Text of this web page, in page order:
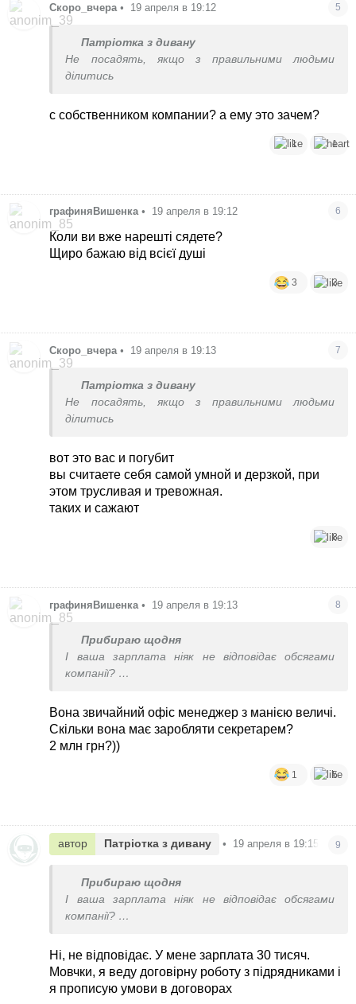
Скоро_вчера • 19 апреля в 19:12 5
Патріотка з дивану
Не посадять, якщо з правильними людьми
ділитись
с собственником компании? а ему это зачем?
1 1
графиняВишенка • 19 апреля в 19:12 6
Коли ви вже нарешті сядете?
Щиро бажаю від всієї душі
3 3
Скоро_вчера • 19 апреля в 19:13 7
Патріотка з дивану
Не посадять, якщо з правильними людьми
ділитись
вот это вас и погубит
вы считаете себя самой умной и дерзкой, при
этом трусливая и тревожная.
таких и сажают
8
графиняВишенка • 19 апреля в 19:13 8
Прибираю щодня
І ваша зарплата ніяк не відповідає обсягами
компанії?
підписання, якщо ваша справа - роздрукувати і
дати на підпис?
Вона звичайний офіс менеджер з манією величі.
Скільки вона має заробляти секретарем?
2 млн грн?))
1 5
автор Патріотка з дивану • 19 апреля в 19:15 9
Прибираю щодня
І ваша зарплата ніяк не відповідає обсягами
компанії?
підписання, якщо ваша справа - роздрукувати і
дати на підпис?
Ні, не відповідає. У мене зарплата 30 тисяч.
Мовчки, я веду договірну роботу з підрядниками і
я прописую умови в договорах